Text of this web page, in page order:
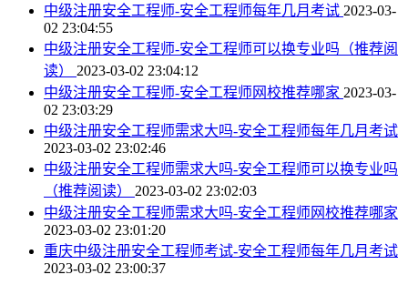
中级注册安全工程师-安全工程师每年几月考试 2023-03-
02 23:04:55
中级注册安全工程师-安全工程师可以换专业吗（推荐阅
读） 2023-03-02 23:04:12
中级注册安全工程师-安全工程师网校推荐哪家 2023-03-
02 23:03:29
中级注册安全工程师需求大吗-安全工程师每年几月考试
2023-03-02 23:02:46
中级注册安全工程师需求大吗-安全工程师可以换专业吗
（推荐阅读） 2023-03-02 23:02:03
中级注册安全工程师需求大吗-安全工程师网校推荐哪家
2023-03-02 23:01:20
重庆中级注册安全工程师考试-安全工程师每年几月考试
2023-03-02 23:00:37